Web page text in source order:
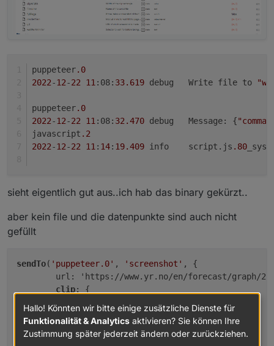
puppeteer.0
2022-12-22 11 :08: 33.619
	debug	Write file to
puppeteer.0
2022-12-22 11 :08: 32.470
	debug	Message: {
javascript .2
2022-12-22 11 : 14: 19.409
	info	script.js
.80
sieht eigentlich gut aus..ich hab das binary gekürzt..
aber kein file und die datenpunkte sind auch nicht
gefüllt
sendTo( 'puppeteer.0' , 'screenshot' , {
url: 'https://www.yr.no/en/forecast/graph/
clip: {
,
1000
height:
757
Hallo! Könnten wir bitte einige zusätzliche Dienste für
Funktionalität & Analytics aktivieren? Sie können Ihre
Zustimmung später jederzeit ändern oder zurückziehen.